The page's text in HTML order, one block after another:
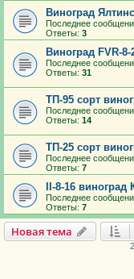
Виноград
Последнее
Ответы: 3
Виноград FVR-
Последнее
Ответы: 31
ТП-95 сорт
Последнее
Ответы: 14
ТП-25 сорт
Последнее
Ответы: 7
ΙΙ-8-16
Последнее
Ответы: 7
Новая тема